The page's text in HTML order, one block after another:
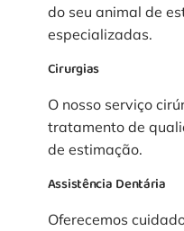
do seu animal de
especializadas.
Cirurgias
O nosso serviço
tratamento de
de estimação.
Assistência Dentária
Oferecemos